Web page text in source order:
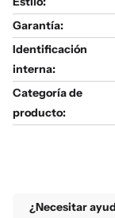
Garantía:
Identificación
interna:
Categoría de
producto:
¿Necesitar